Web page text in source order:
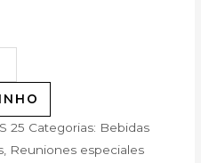
25 Categorias: Bebidas
Reuniones especiales